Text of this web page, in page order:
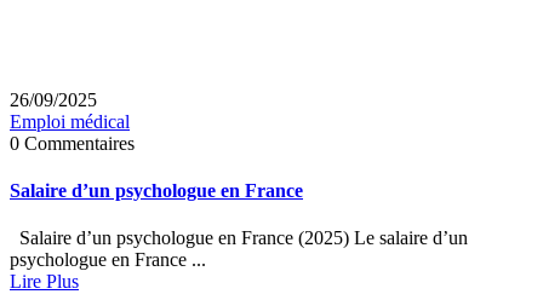
26/09/2025
Emploi médical
0 Commentaires
Salaire d’un psychologue en France
Salaire d’un psychologue en France (2025) Le salaire d’un
psychologue en France ...
Lire Plus